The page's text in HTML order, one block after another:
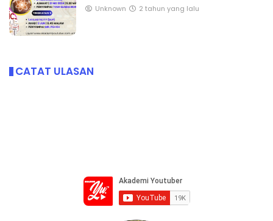
Unknown 2 tahun yang lalu
CATAT ULASAN